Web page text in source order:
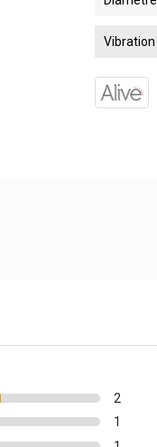
Vibration
2
1